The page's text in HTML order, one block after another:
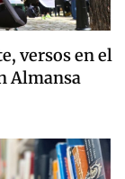
versos en el
Almansa